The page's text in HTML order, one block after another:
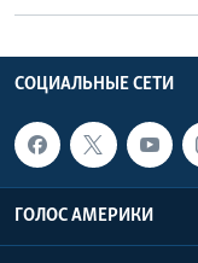
СОЦИАЛЬНЫЕ СЕТИ
ГОЛОС АМЕРИКИ